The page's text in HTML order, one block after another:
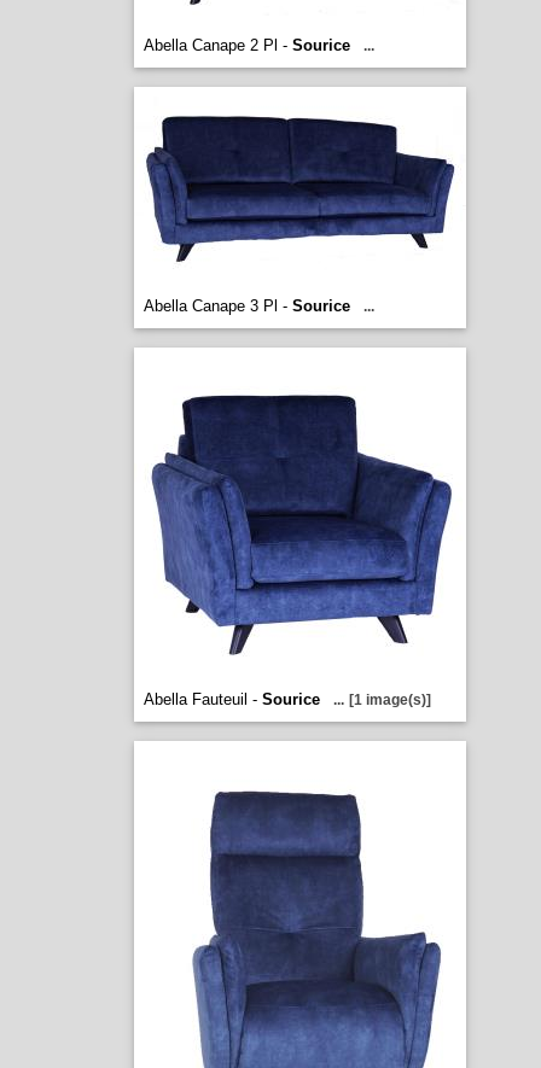
Abella Canape 2 Pl - Sourice ...
Abella Canape 3 Pl - Sourice ...
Abella Fauteuil - Sourice ... [1 image(s)]